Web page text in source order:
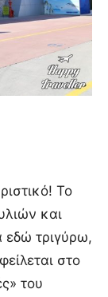
Το
και
εδώ τριγύρω,
στο
του